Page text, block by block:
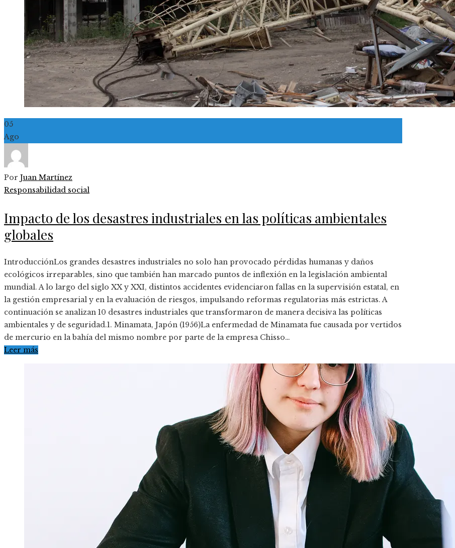
05
Ago
Por Juan Martínez
Responsabilidad social
Impacto de los desastres industriales en las políticas ambientales
globales
IntroducciónLos grandes desastres industriales no solo han provocado pérdidas humanas y daños
ecológicos irreparables, sino que también han marcado puntos de inflexión en la legislación ambiental
mundial. A lo largo del siglo XX y XXI, distintos accidentes evidenciaron fallas en la supervisión estatal, en
la gestión empresarial y en la evaluación de riesgos, impulsando reformas regulatorias más estrictas. A
continuación se analizan 10 desastres industriales que transformaron de manera decisiva las políticas
ambientales y de seguridad.1. Minamata, Japón (1956)La enfermedad de Minamata fue causada por vertidos
de mercurio en la bahía del mismo nombre por parte de la empresa Chisso…
Leer más